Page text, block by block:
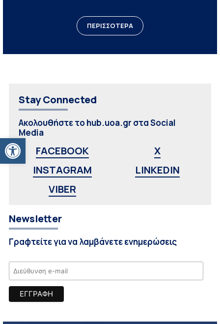
Ανοίξτε τη γραμμή εργαλείων
ΠΕΡΙΣΣΟΤΕΡΑ
Stay Connected
Ακολουθήστε το hub.uoa.gr στα Social
Media
FACEBOOK
X
INSTAGRAM
LINKEDIN
VIBER
Newsletter
Γραφτείτε για να λαμβάνετε ενημερώσεις